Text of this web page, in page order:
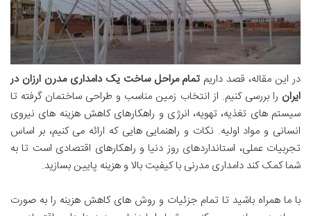
در این مقاله، قصد داریم تمام مراحل ساخت یک دامداری مدرن ارزان در
ایران را بررسی کنیم. از انتخاب زمین مناسب و طراحی ساختمان گرفته تا
سیستم های تغذیه، تهویه، انرژی و راهکارهای کاهش هزینه های نیروی
انسانی و مواد اولیه. نکات و راهنمایی هایی که ارائه می کنیم، بر اساس
تجربیات عملی، استانداردهای روز دنیا و راهکارهای اقتصادی است تا به
شما کمک کند دامداری مدرنی با کیفیت بالا و هزینه پایین بسازید.
با ما همراه باشید تا تمام جزئیات و روش های کاهش هزینه را به صورت